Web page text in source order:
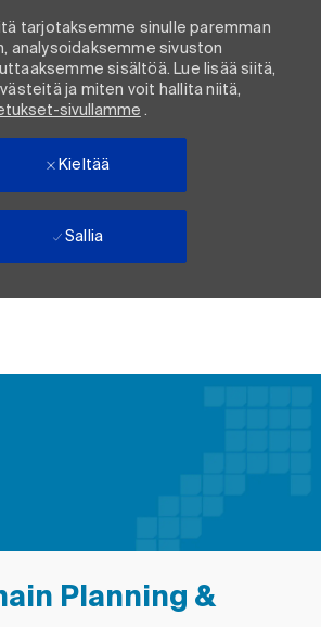
tarjotaksemme sinulle paremman
analysoidaksemme sivuston
sisältöä. Lue lisää siitä,
ja miten voit hallita niitä,
sivullamme .
Kieltää
Sallia
Planning &